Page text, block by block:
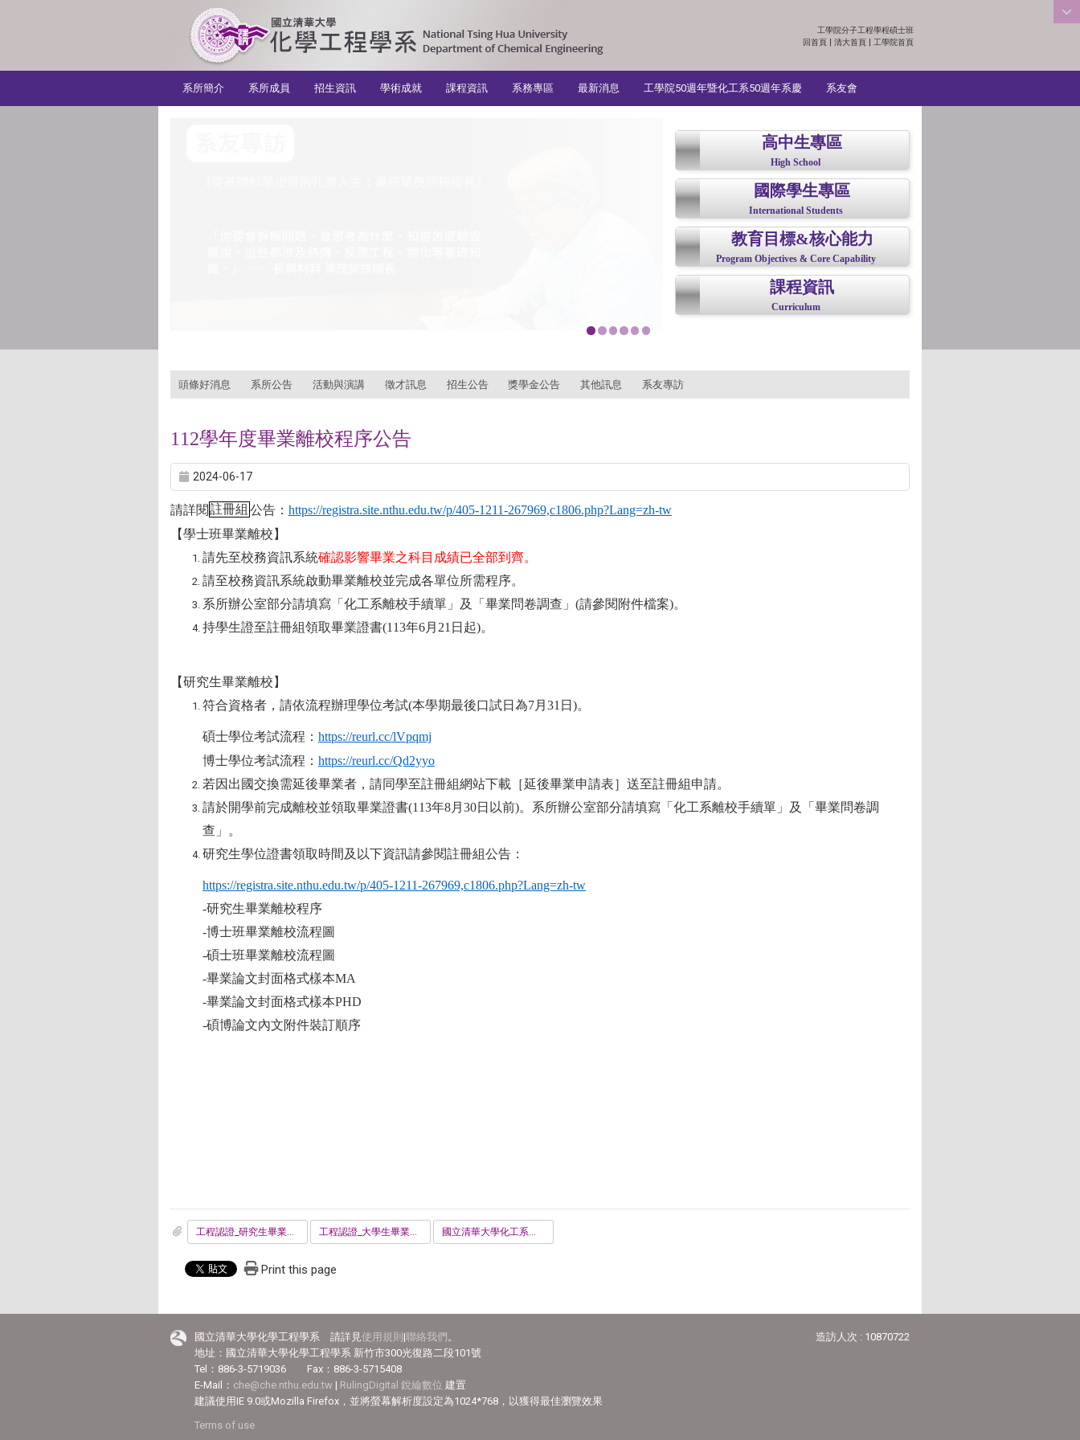
:::
工學院分子工程學程碩士班
回首頁 | 清大首頁 | 工學院首頁
系所簡介
系所成員 招生資訊 學術成就 課程資訊 系務專區 最新消息 工學院50週年暨化工系50週年系慶 系友會
高中生專區
High School
國際學生專區
International Students
教育目標&核心能力
Program Objectives & Core Capability
課程資訊
Curriculum
頭條好消息 系所公告 活動與演講 徵才訊息 招生公告 獎學金公告 其他訊息 系友專訪
112學年度畢業離校程序公告
2024-06-17
請詳閱註冊組 公告： https://registra.site.nthu.edu.tw/p/405-1211-267969,c1806.php?Lang=zh-tw
【學士班畢業離校】
請先至校務資訊系統確認影響畢業之科目成績已全部到齊。
請至校務資訊系統啟動畢業離校並完成各單位所需程序。
系所辦公室部分請填寫「化工系離校手續單」及「畢業問卷調查」 (請參閱附件檔案)。
持學生證至註冊組領取畢業證書(113年6月 21 日起)。
【研究生畢業離校】
符合資格者，請依流程辦理學位考試(本學期最後口試日為7月 31 日 )。
碩士學位考試流程： https://reurl.cc/lVpqmj
博士學位考試流程： https://reurl.cc/Qd2yyo
若因出國交換需延後畢業者，請同學至註冊組網站下載［延後畢業申請表］送至註冊組申請。
請於開學前完成離校並領取畢業證書(113年8月 30日以前)。系所辦公室部分請填寫「化工系離校手續單」及「畢業問卷調
查」。
研究生學位證書領取時間及以下資訊請參閱註冊組公告：
https://registra.site.nthu.edu.tw/p/405-1211-267969,c1806.php?Lang=zh-tw
-研究生畢業離校程序
-博士班畢業離校流程圖
-碩士班畢業離校流程圖
-畢業論文封面格式樣本MA
-畢業論文封面格式樣本PHD
-碩博論文內文附件裝訂順序
工程認證_研究生畢業問卷.pdf 工程認證_大學生畢業問卷.pdf
Print this page
國立清華大學化學工程學系 請詳見使用規則 |聯絡我們 。
地址：國立清華大學化學工程學系 新竹市300光復路二段101號
Tel：886-3-5719036 Fax：886-3-5715408
E-Mail： che@che.nthu.edu.tw | RulingDigital 銳綸數位 建置
建議使用IE 9.0或Mozilla Firefox，並將螢幕解析度設定為1024*768，以獲得最佳瀏覽效果
Terms of use
造訪人次 : 10870722